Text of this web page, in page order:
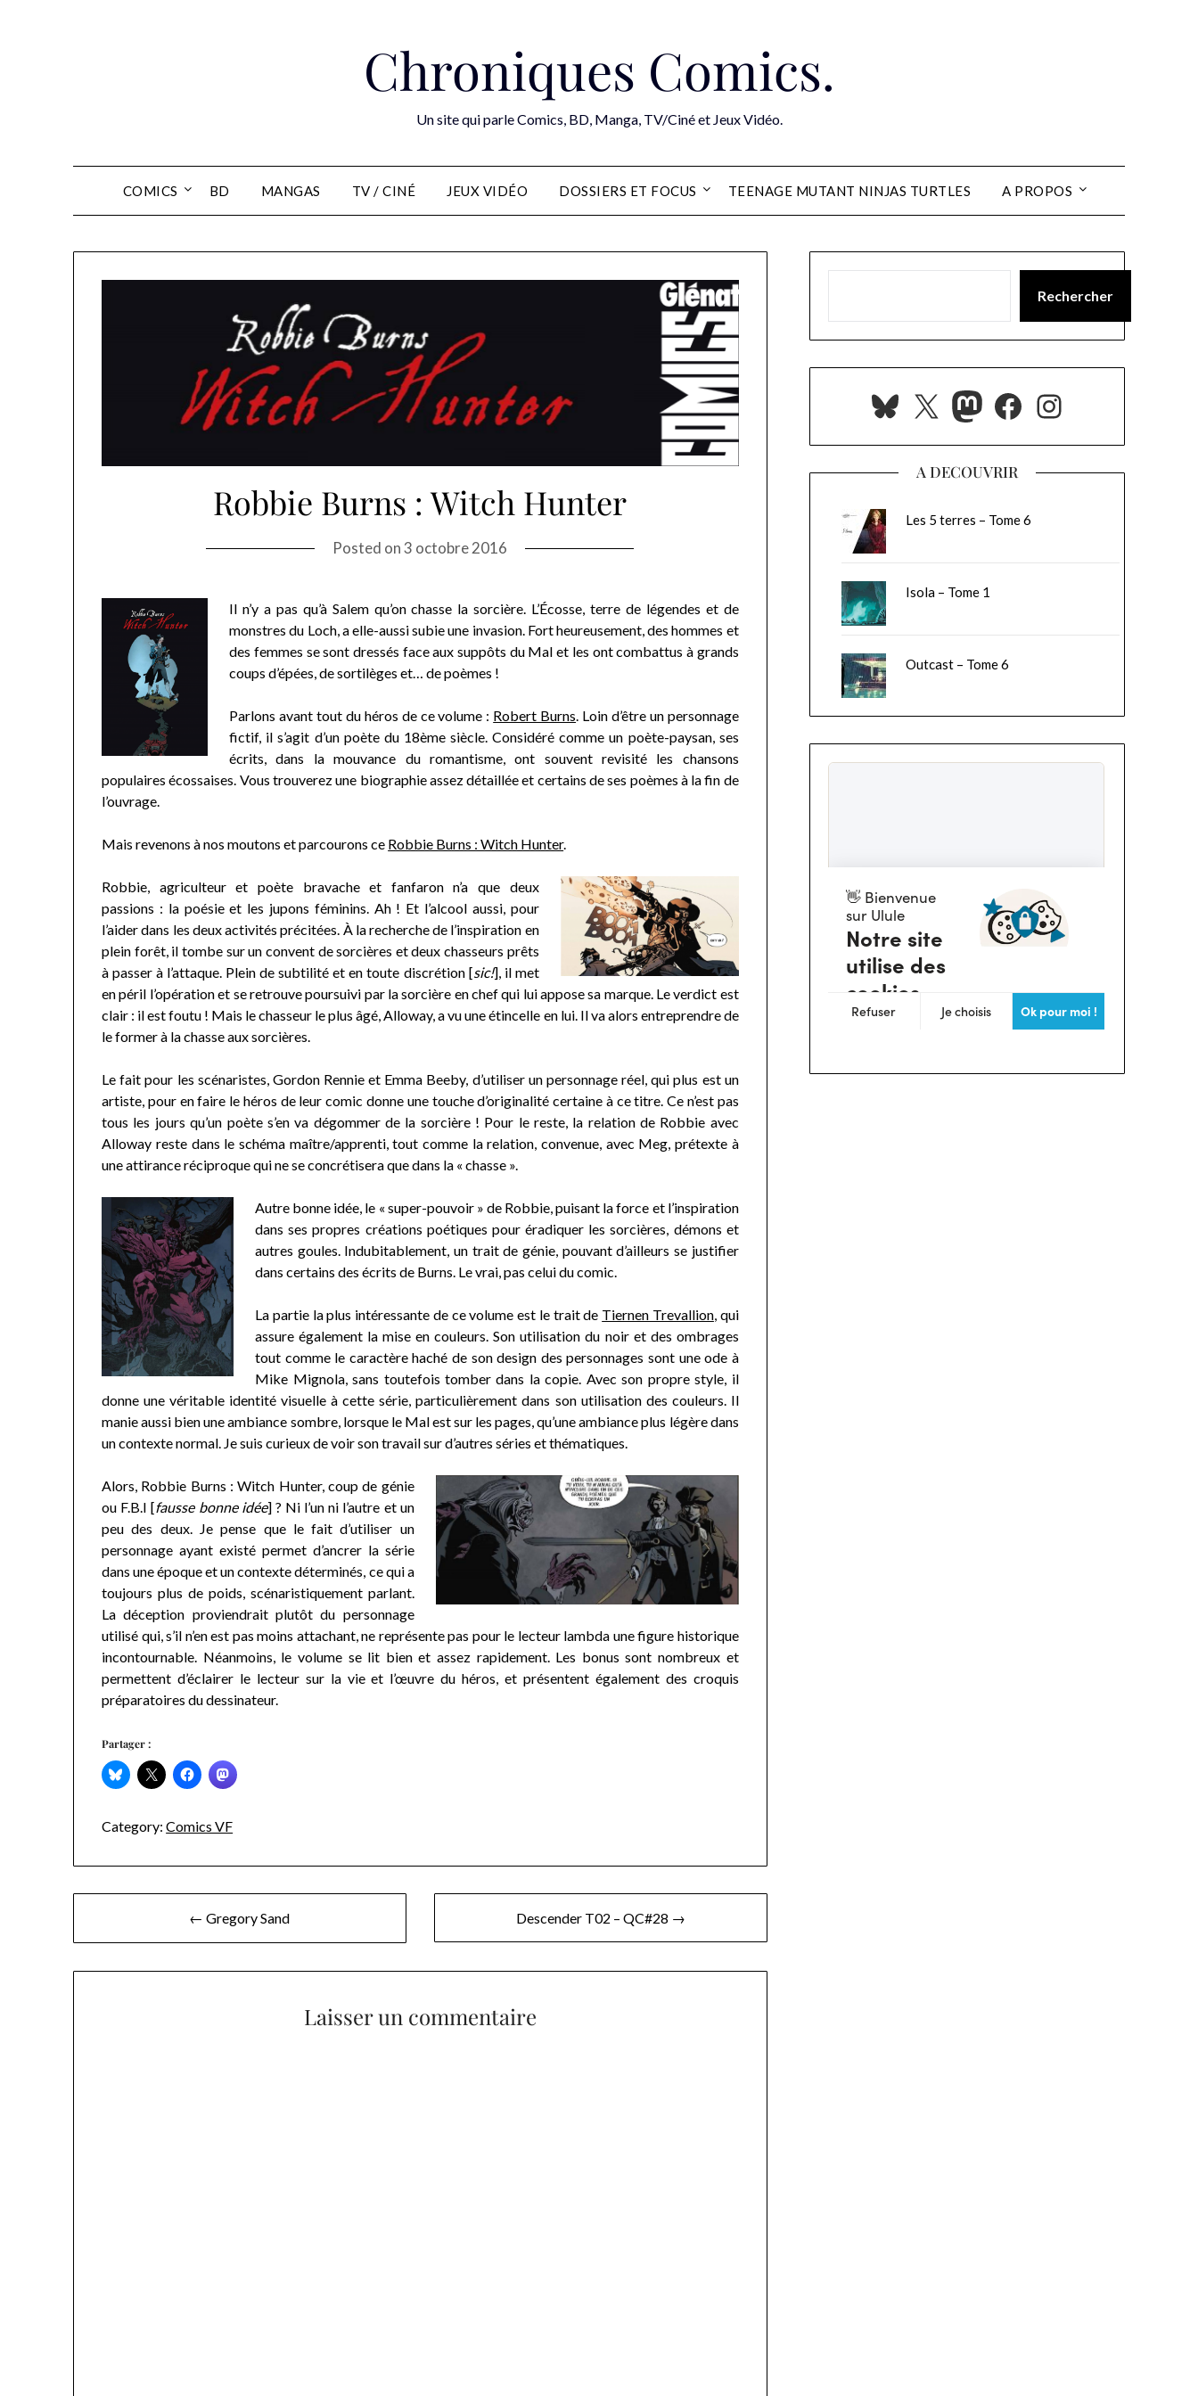
Chroniques Comics.
Un site qui parle Comics, BD, Manga, TV/Ciné et Jeux Vidéo.
COMICS BD MANGAS TV / CINÉ JEUX VIDÉO DOSSIERS ET FOCUS TEENAGE MUTANT NINJAS TURTLES A PROPOS
Robbie Burns : Witch Hunter
Posted on3 octobre 2016
Il n’y a pas qu’à Salem qu’on chasse la sorcière. L’Écosse, terre de légendes et de
monstres du Loch, a elle-aussi subie une invasion. Fort heureusement, des hommes et
des femmes se sont dressés face aux suppôts du Mal et les ont combattus à grands
coups d’épées, de sortilèges et… de poèmes !
Parlons avant tout du héros de ce volume : Robert Burns. Loin d’être un personnage
fictif, il s’agit d’un poète du 18ème siècle. Considéré comme un poète-paysan, ses
écrits, dans la mouvance du romantisme, ont souvent revisité les chansons
populaires écossaises. Vous trouverez une biographie assez détaillée et certains de ses poèmes à la fin de
l’ouvrage.
Mais revenons à nos moutons et parcourons ce Robbie Burns : Witch Hunter.
Robbie, agriculteur et poète bravache et fanfaron n’a que deux
passions : la poésie et les jupons féminins. Ah ! Et l’alcool aussi, pour
l’aider dans les deux activités précitées. À la recherche de l’inspiration en
plein forêt, il tombe sur un convent de sorcières et deux chasseurs prêts
à passer à l’attaque. Plein de subtilité et en toute discrétion [sic!], il met
en péril l’opération et se retrouve poursuivi par la sorcière en chef qui lui appose sa marque. Le verdict est
clair : il est foutu ! Mais le chasseur le plus âgé, Alloway, a vu une étincelle en lui. Il va alors entreprendre de
le former à la chasse aux sorcières.
Le fait pour les scénaristes, Gordon Rennie et Emma Beeby, d’utiliser un personnage réel, qui plus est un
artiste, pour en faire le héros de leur comic donne une touche d’originalité certaine à ce titre. Ce n’est pas
tous les jours qu’un poète s’en va dégommer de la sorcière ! Pour le reste, la relation de Robbie avec
Alloway reste dans le schéma maître/apprenti, tout comme la relation, convenue, avec Meg, prétexte à
une attirance réciproque qui ne se concrétisera que dans la « chasse ».
Autre bonne idée, le « super-pouvoir » de Robbie, puisant la force et l’inspiration
dans ses propres créations poétiques pour éradiquer les sorcières, démons et
autres goules. Indubitablement, un trait de génie, pouvant d’ailleurs se justifier
dans certains des écrits de Burns. Le vrai, pas celui du comic.
La partie la plus intéressante de ce volume est le trait de Tiernen Trevallion, qui
assure également la mise en couleurs. Son utilisation du noir et des ombrages
tout comme le caractère haché de son design des personnages sont une ode à
Mike Mignola, sans toutefois tomber dans la copie. Avec son propre style, il
donne une véritable identité visuelle à cette série, particulièrement dans son utilisation des couleurs. Il
manie aussi bien une ambiance sombre, lorsque le Mal est sur les pages, qu’une ambiance plus légère dans
un contexte normal. Je suis curieux de voir son travail sur d’autres séries et thématiques.
Alors, Robbie Burns : Witch Hunter, coup de génie
ou F.B.I [fausse bonne idée] ? Ni l’un ni l’autre et un
peu des deux. Je pense que le fait d’utiliser un
personnage ayant existé permet d’ancrer la série
dans une époque et un contexte déterminés, ce qui a
toujours plus de poids, scénaristiquement parlant.
La déception proviendrait plutôt du personnage
utilisé qui, s’il n’en est pas moins attachant, ne représente pas pour le lecteur lambda une figure historique
incontournable. Néanmoins, le volume se lit bien et assez rapidement. Les bonus sont nombreux et
permettent d’éclairer le lecteur sur la vie et l’œuvre du héros, et présentent également des croquis
préparatoires du dessinateur.
Partager :
Category: Comics VF
de
l’article
← Gregory Sand Descender T02 – QC#28 →
Laisser un commentaire
Rechercher
Bluesky
X Mastodon
Facebook
Instagram
A DECOUVRIR
Les 5 terres – Tome 6
Isola – Tome 1
Outcast – Tome 6